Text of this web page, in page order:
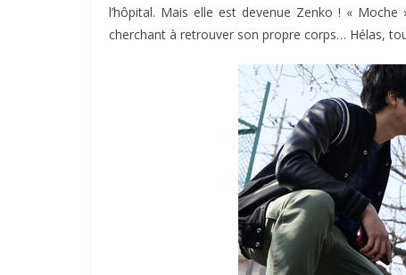
l’hôpital. Mais elle est devenue Zenko ! «
cherchant à retrouver son propre corps… Hélas,